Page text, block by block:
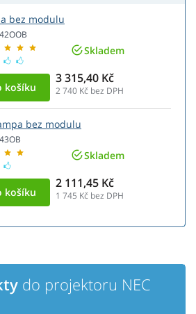
bez modulu
Skladem
3 315,40 Kč
2 740 Kč bez DPH
bez modulu
Skladem
2 111,45 Kč
1 745 Kč bez DPH
do projektoru NEC